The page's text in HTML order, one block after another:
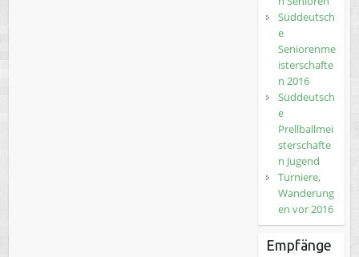
Süddeutsch
e
Seniorenme
isterschafte
n 2016
Süddeutsch
e
Prellballmei
sterschafte
n Jugend
Turniere,
Wanderung
en vor 2016
Empfänge